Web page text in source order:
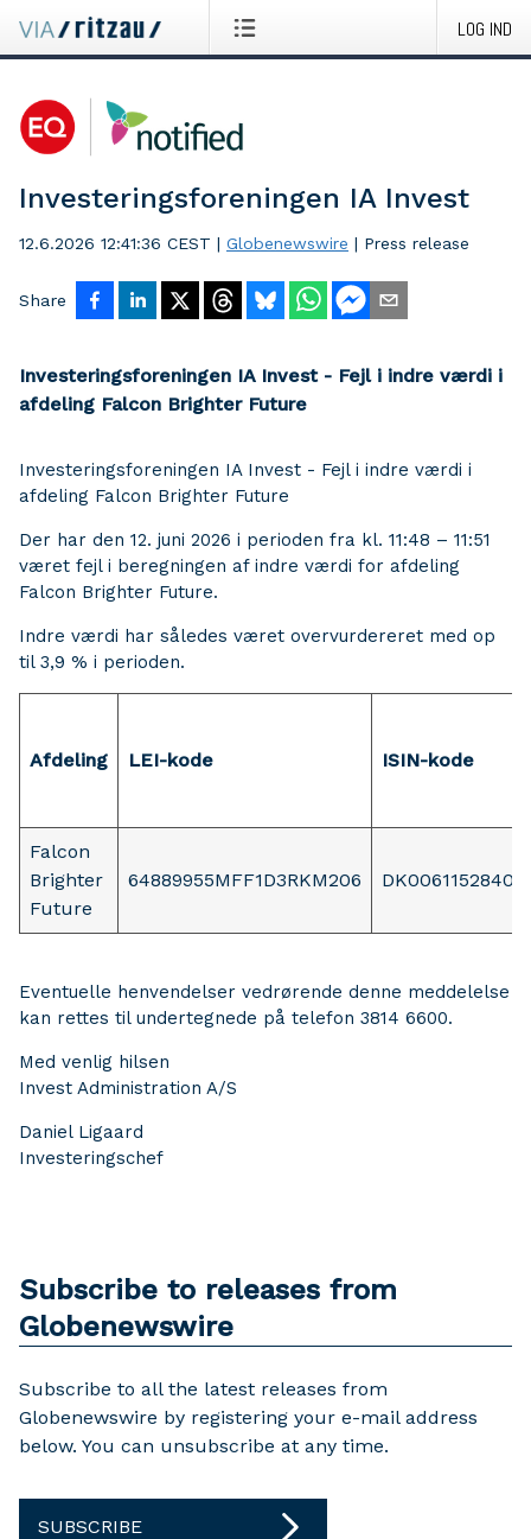
LOG IND
Investeringsforeningen IA Invest
12.6.2026 12:41:36 CEST | Globenewswire | Press release
Share
Investeringsforeningen IA Invest - Fejl i indre værdi i
afdeling Falcon Brighter Future
Investeringsforeningen IA Invest - Fejl i indre værdi i
afdeling Falcon Brighter Future
Der har den 12. juni 2026 i perioden fra kl. 11:48 – 11:51
været fejl i beregningen af indre værdi for afdeling
Falcon Brighter Future.
Indre værdi har således været overvurdereret med op
til 3,9 % i perioden.
Afdeling LEI-kode ISIN-kode
Falcon
Brighter
Future
64889955MFF1D3RKM206 DK0061152840
Eventuelle henvendelser vedrørende denne meddelelse
kan rettes til undertegnede på telefon 3814 6600.
Med venlig hilsen
Invest Administration A/S
Daniel Ligaard
Investeringschef
Subscribe to releases from
Globenewswire
Subscribe to all the latest releases from
Globenewswire by registering your e-mail address
below. You can unsubscribe at any time.
SUBSCRIBE